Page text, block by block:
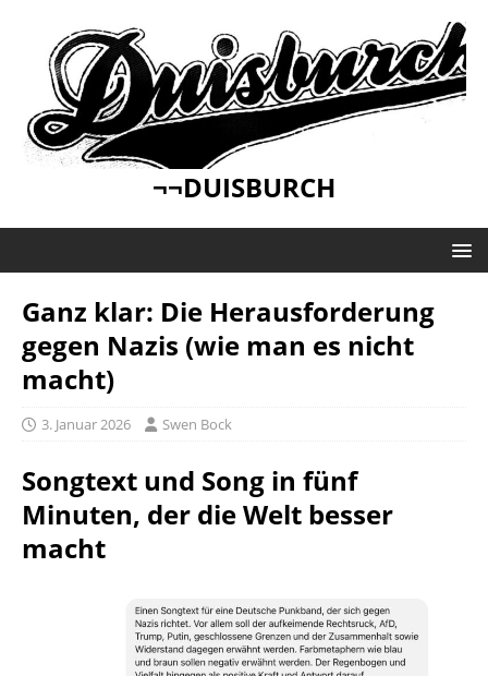
¬¬DUISBURCH
Ganz klar: Die Herausforderung
gegen Nazis (wie man es nicht
macht)
3. Januar 2026 Swen Bock
Songtext und Song in fünf
Minuten, der die Welt besser
macht